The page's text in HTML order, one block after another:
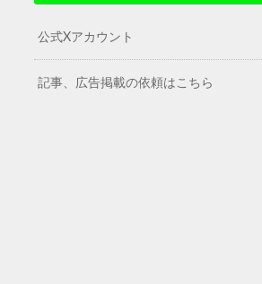
公式Xアカウント
記事、広告掲載の依頼はこちら